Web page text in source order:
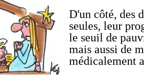
D'un côté, des
seules, leur
le seuil de
mais aussi de
médicalement